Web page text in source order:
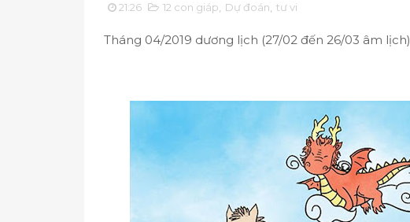
21:26 12 con giáp Dự đoán tư vi
Tháng 04/2019 dương lịch (27/02 đến 26/03 âm lịch)